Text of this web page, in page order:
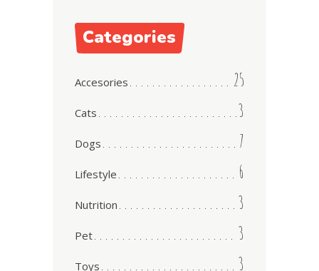
Categories
Accesories 25
Cats 3
Dogs 7
Lifestyle 6
Nutrition 3
Pet 3
Toys 3